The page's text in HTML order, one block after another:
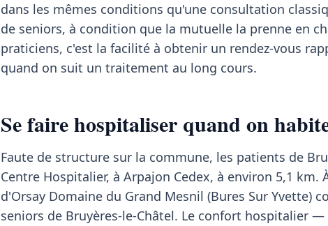
dans les mêmes conditions qu'une consultation
de seniors, à condition que la mutuelle la prenne en
praticiens, c'est la facilité à obtenir un rendez-vous
quand on suit un traitement au long cours.
Se faire hospitaliser quand on
Faute de structure sur la commune, les patients de
Centre Hospitalier, à Arpajon Cedex, à environ 5,1 km.
d'Orsay Domaine du Grand Mesnil (Bures Sur Yvette)
seniors de Bruyères-le-Châtel. Le confort hospitalier